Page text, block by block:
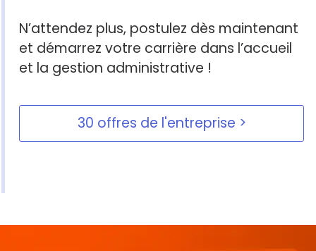
N’attendez plus, postulez dès maintenant
et démarrez votre carrière dans l’accueil
et la gestion administrative !
30 offres de l'entreprise